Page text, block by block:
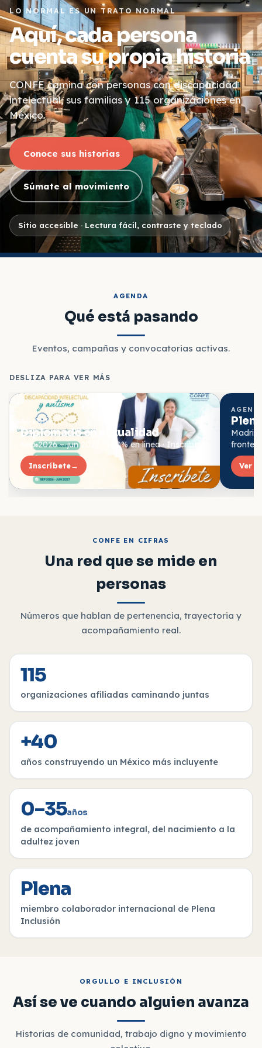
LO NORMAL ES UN TRATO NORMAL
Aquí, cada persona
cuenta su propia historia
CONFE camina con personas con discapacidad
intelectual, sus familias y 115 organizaciones en
México.
Conoce sus historias
Súmate al movimiento
Sitio accesible · Lectura fácil, contraste y teclado
AGENDA
Qué está pasando
Eventos, campañas y convocatorias activas.
DESLIZA PARA VER MÁS
AGENDA
Diplomado en sexualidad
Sep 2026 – jun 2027 · 100% en línea · Inscríbete
Inscríbete→
Madrid
Ver
CONFE EN CIFRAS
Una red que se mide en
personas
Números que hablan de pertenencia, trayectoria y
acompañamiento real.
115
organizaciones afiliadas caminando juntas
+40
años construyendo un México más incluyente
0–35años
de acompañamiento integral, del nacimiento a la
adultez joven
Plena
miembro colaborador internacional de Plena
Inclusión
ORGULLO E INCLUSIÓN
Así se ve cuando alguien avanza
Historias de comunidad, trabajo digno y movimiento